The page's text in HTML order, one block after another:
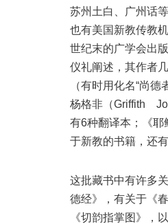
苏州土白、广州话
也有美国新教传教
世纪末的广学会出
仪礼阐述，其作者
（有时用化名“尚
杨格非（Griffith
有6种翻译本；《耶
于新教的书籍，还
这批藏书中有许多
德经》，有关于《
《切韵指掌图》，